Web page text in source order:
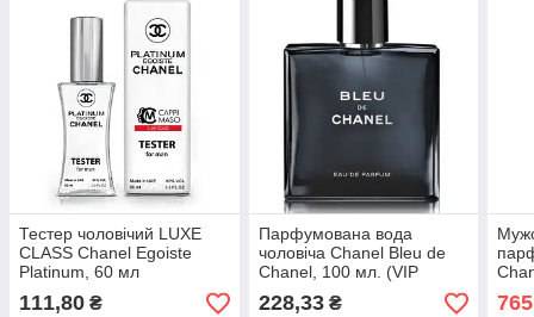
Тестер чоловічий LUXE
CLASS Chanel Egoiste
Platinum, 60 мл
111,80 ₴
Парфумована вода
чоловіча Chanel Bleu de
Chanel, 100 мл. (VIP
Ліцензія)
228,33₴